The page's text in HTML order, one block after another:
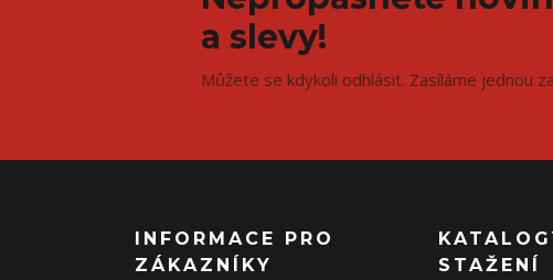
a slevy!
Můžete se kdykoli odhlásit. Zasíláme jednou
INFORMACE PRO
ZÁKAZNÍKY
STAŽENÍ